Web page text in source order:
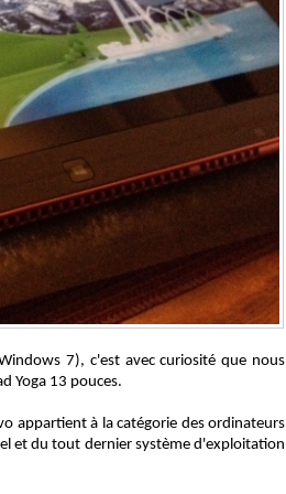
7), c'est avec curiosité que nous
Yoga 13 pouces.
appartient à la catégorie des ordinateurs
et du tout dernier système d'exploitation